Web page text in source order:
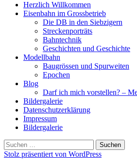
Herzlich Willkommen
Eisenbahn im Grossbetrieb
Die DB in den Siebzigern
Streckenporträts
Bahntechnik
Geschichten und Geschichte
Modellbahn
Baugrössen und Spurweiten
Epochen
Blog
Darf ich mich vorstellen? –
Bildergalerie
Datenschutzerklärung
Impressum
Bildergalerie
Suchen
nach:
Stolz präsentiert von WordPress